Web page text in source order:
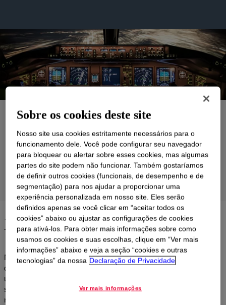
Aplicações
Produtos
Suporte
Grupos de Produtos
De olho no horizonte
Nas indústrias aeroespacial e de aviação, pilotos e astronautas
dependem de sistemas aviônicos para levar suas aeronaves de
um ponto A a um ponto B. Para isso, dependem largamente de
sistemas de navegação, comunicação, iluminação e
monitoramento de combustível para assegurar um voo tranquilo
Sobre os cookies deste site
Nosso site usa cookies estritamente necessários para o
funcionamento dele. Você pode configurar seu navegador
para bloquear ou alertar sobre esses cookies, mas algumas
partes do site podem não funcionar. Também gostaríamos
de definir outros cookies (funcionais, de desempenho e de
segmentação) para nos ajudar a proporcionar uma
experiência personalizada em nosso site. Eles serão
definidos apenas se você clicar em “aceitar todos os
cookies” abaixo ou ajustar as configurações de cookies
para ativá-los. Para obter mais informações sobre como
usamos os cookies e suas escolhas, clique em “Ver mais
informações” abaixo e veja a seção “cookies e outras
tecnologias” da nossa Declaração de Privacidade
Ver mais informações